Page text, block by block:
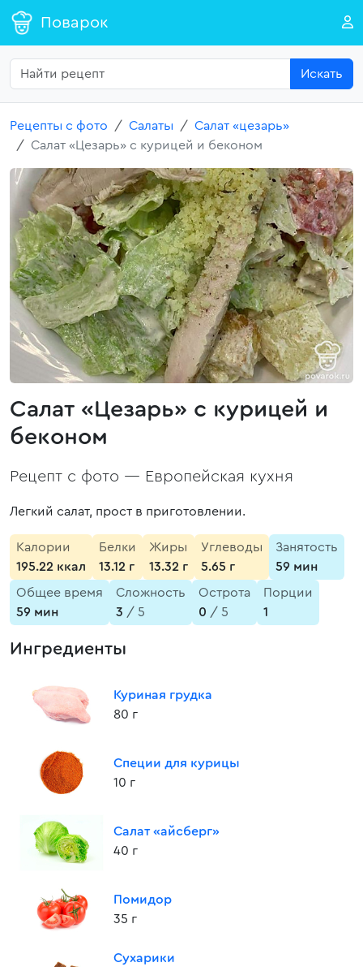
Поварок
Искать
Рецепты с фото Салаты
Салат «цезарь»
Салат «Цезарь» с курицей и беконом
Салат «Цезарь» с курицей и
беконом
Рецепт с фото — Европейская кухня
Легкий салат, прост в приготовлении.
Калории
195.22 ккал
Белки
13.12 г
Жиры
13.32 г
Углеводы
5.65 г
Занятость
59 мин
Общее время
59 мин
Сложность
3 / 5
Острота
0 / 5
Порции
1
Ингредиенты
Куриная грудка
80 г
Специи для курицы
10 г
Салат «айсберг»
40 г
Помидор
35 г
Сухарики